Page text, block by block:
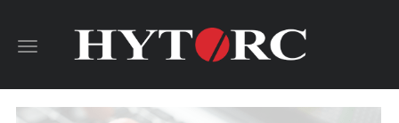
Toggle